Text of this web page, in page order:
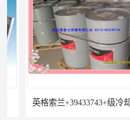
英格索兰+39433743+级冷却剂